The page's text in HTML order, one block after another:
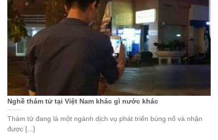
Nghề thám tử tại Việt Nam khác gì nước khác
Thám tử đang là một ngành dịch vụ phát triển bùng nổ và nhận
được [...]